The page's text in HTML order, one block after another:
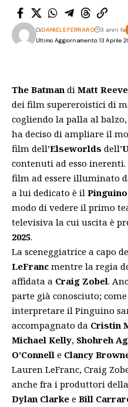
Ultimo Aggiornamento: 13 Aprile
DiDANIELE FERRARO 3 anni fa
The Batman di Matt
dei film supereroistici di
cogliendo la palla al balzo,
ha deciso di ampliare il
film dell’Elseworlds dell’
contenuti ad esso
film ad essere illuminato
a lui dedicato è il Pinguino
modo di vedere il primo
televisiva la cui uscita è
2025.
La sceneggiatrice a capo
LeFranc mentre la regia
affidata a Craig Zobel.
parte già conosciuto;
interpretare il Pinguino
accompagnato da Cristin
Michael Kelly, Shohreh
O’Connell e Clancy
Lauren LeFranc, Craig
anche fra i produttori
Dylan Clarke e Bill